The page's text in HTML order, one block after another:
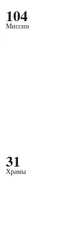
104
Миссии
31
Храмы